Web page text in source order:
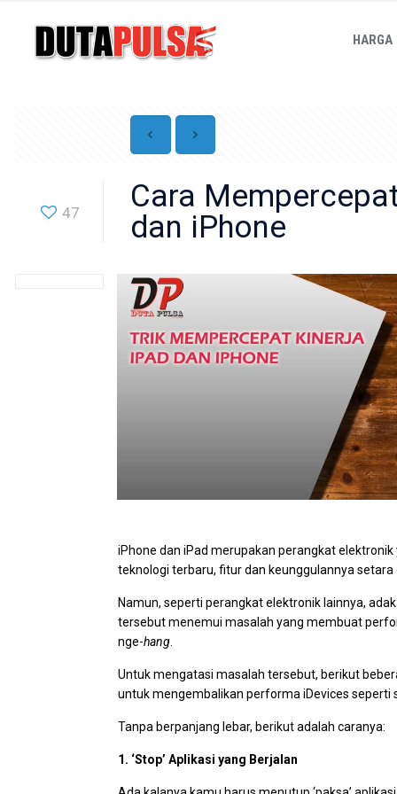
HARGA
47
Cara
dan iPhone
iPhone dan iPad merupakan perangkat
teknologi terbaru, fitur dan keunggulannya setara
Namun, seperti perangkat elektronik lainnya,
tersebut menemui masalah yang membuat
nge-hang.
Untuk mengatasi masalah tersebut, berikut
untuk mengembalikan performa iDevices seperti
Tanpa berpanjang lebar, berikut adalah caranya:
1. ‘Stop’ Aplikasi yang Berjalan